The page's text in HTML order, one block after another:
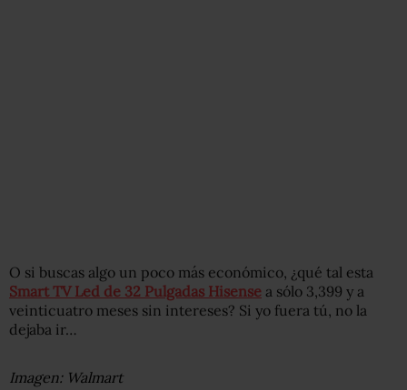
O si buscas algo un poco más económico, ¿qué tal esta
Smart TV Led de 32 Pulgadas Hisense a sólo 3,399 y a
veinticuatro meses sin intereses? Si yo fuera tú, no la
dejaba ir…
Imagen: Walmart